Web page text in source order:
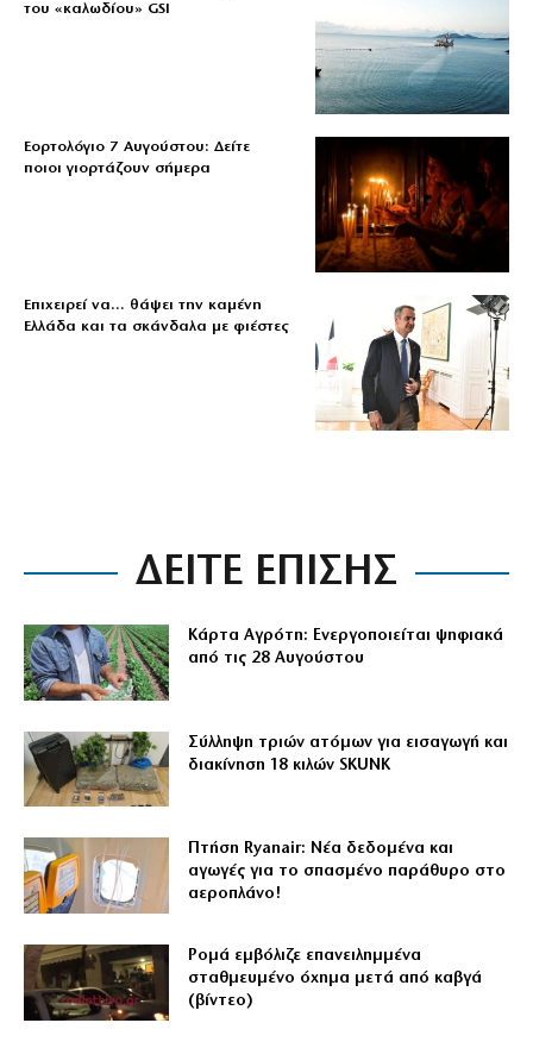
του «καλωδίου» GSI
Εορτολόγιο 7 Αυγούστου: Δείτε
ποιοι γιορτάζουν σήμερα
Επιχειρεί να… θάψει την καμένη
Ελλάδα και τα σκάνδαλα με φιέστες
ΔΕΙΤΕ ΕΠΙΣΗΣ
Κάρτα Αγρότη: Ενεργοποιείται ψηφιακά
από τις 28 Αυγούστου
Σύλληψη τριών ατόμων για εισαγωγή και
διακίνηση 18 κιλών SKUNK
Πτήση Ryanair: Νέα δεδομένα και
αγωγές για το σπασμένο παράθυρο στο
αεροπλάνο!
Ρομά εμβόλιζε επανειλημμένα
σταθμευμένο όχημα μετά από καβγά
(βίντεο)